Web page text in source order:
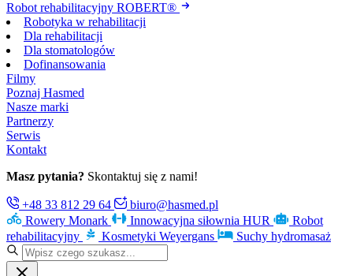
Robot rehabilitacyjny ROBERT®
Robotyka w rehabilitacji
Dla rehabilitacji
Dla stomatologów
Dofinansowania
Filmy
Poznaj Hasmed
Nasze marki
Partnerzy
Serwis
Kontakt
Masz pytania? Skontaktuj się z nami!
+48 33 812 29 64
biuro@hasmed.pl
Rowery Monark
Innowacyjna siłownia HUR
Robot
rehabilitacyjny
Kosmetyki Weyergans Suchy hydromasaż